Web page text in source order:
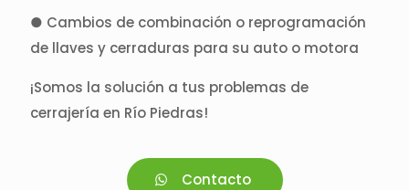
● Cambios de combinación o reprogramación
de llaves y cerraduras para su auto o motora
¡Somos la solución a tus problemas de
cerrajería en Río Piedras!
Contacto